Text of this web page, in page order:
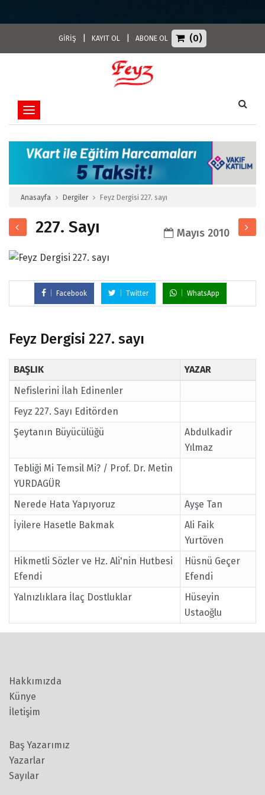
GİRİŞ KAYIT OL ABONE OL (0)
Toggle navigation
Anasayfa Dergiler Feyz Dergisi 227. sayı
227. Sayı Mayıs 2010
Facebook Twitter WhatsApp
Feyz Dergisi 227. sayı
BAŞLIK
YAZAR
Nefislerini İlah Edinenler
Feyz 227. Sayı Editörden
Şeytanın Büyücülüğü
Abdulkadir
Yılmaz
Tebliği Mi Temsil Mi? / Prof. Dr. Metin
YURDAGÜR
Nerede Hata Yapıyoruz
Ayşe Tan
İyilere Hasetle Bakmak
Ali Faik
Yurtöven
Hikmetli Sözler ve Hz. Ali'nin Hutbesi
Efendi
Hüsnü Geçer
Efendi
Yalnızlıklara İlaç Dostluklar
Hüseyin
Ustaoğlu
Hakkımızda
Künye
İletişim
Baş Yazarımız
Yazarlar
Sayılar